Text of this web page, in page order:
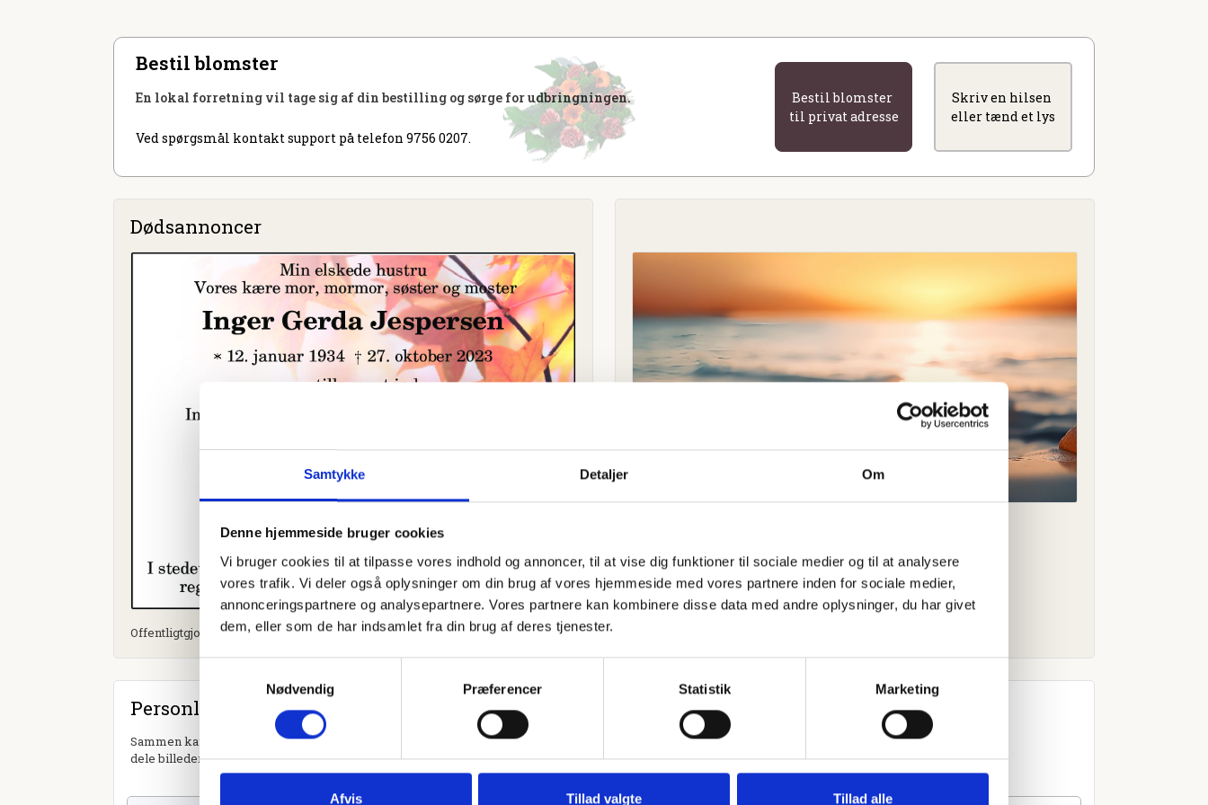
Samtykke Detaljer Om
Denne hjemmeside bruger cookies
Vi bruger cookies til at tilpasse vores indhold og annoncer, til at vise dig funktioner til sociale medier og til at analysere
vores trafik. Vi deler også oplysninger om din brug af vores hjemmeside med vores partnere inden for sociale medier,
annonceringspartnere og analysepartnere. Vores partnere kan kombinere disse data med andre oplysninger, du har givet
dem, eller som de har indsamlet fra din brug af deres tjenester.
Nødvendig
Præferencer Statistik Marketing
Afvis Tillad valgte Tillad alle
Bestil blomster
En lokal forretning vil tage sig af din bestilling og sørge for udbringningen.
Ved spørgsmål kontakt support på telefon 9756 0207.
Bestil blomster
til privat adresse
Skriv en hilsen
eller tænd et lys
Dødsannoncer
Offentligtgjort i Nordjyske d. 1. november 2023
Personlig hilsen
Sammen kan vi mindes Inger Gerda Jespersen. Du kan tænde et lys, skrive et mindeord,
dele billeder og video eller blot sende et hjerte eller en rose